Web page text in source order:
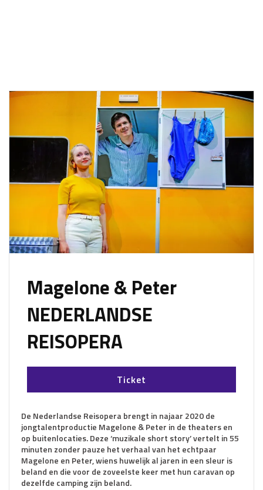
Magelone & Peter
NEDERLANDSE
REISOPERA
Ticket
De Nederlandse Reisopera brengt in najaar 2020 de
jongtalentproductie Magelone & Peter in de theaters en
op buitenlocaties. Deze ‘muzikale short story’ vertelt in 55
minuten zonder pauze het verhaal van het echtpaar
Magelone en Peter, wiens huwelijk al jaren in een sleur is
beland en die voor de zoveelste keer met hun caravan op
dezelfde camping zijn beland.